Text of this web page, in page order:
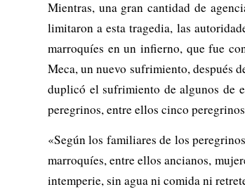
Mientras, una gran cantidad de
limitaron a esta tragedia, las
marroquíes en un infierno, que fue
Meca, un nuevo sufrimiento, después
duplicó el sufrimiento de algunos de
peregrinos, entre ellos cinco
«Según los familiares de los
marroquíes, entre ellos ancianos,
intemperie, sin agua ni comida ni